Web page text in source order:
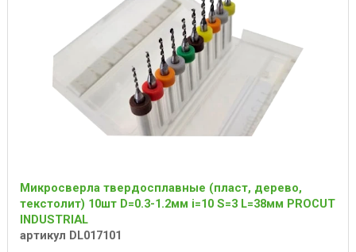
Микросверла твердосплавные (пласт, дерево,
текстолит) 10шт D=0.3-1.2мм i=10 S=3 L=38мм PROCUT
INDUSTRIAL
артикул DL017101